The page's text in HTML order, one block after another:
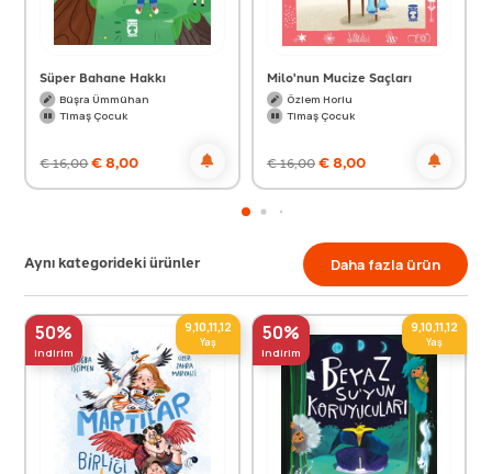
Süper Bahane Hakkı
Büşra Ümmühan
Timaş Çocuk
€16,00€8,00
Milo'nun Mucize Saçları
Özlem Horlu
Timaş Çocuk
€16,00€8,00
Aynı kategorideki ürünler Daha fazla ürün
50%
indirim
9,10,11,12
Yaş 50%
indirim
9,10,11,12
Yaş